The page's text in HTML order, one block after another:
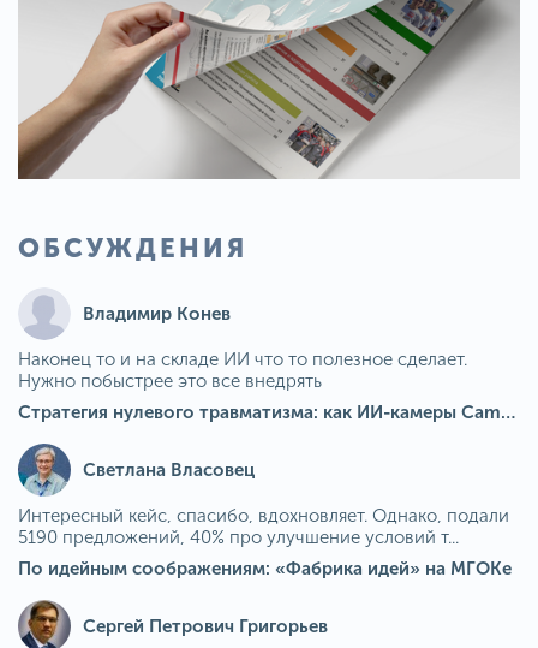
ОБСУЖДЕНИЯ
Владимир Конев
Наконец то и на складе ИИ что то полезное сделает.
Нужно побыстрее это все внедрять
Стратегия нулевого травматизма: как ИИ-камеры Camkord снижают риск наезда на пешехода при работе на погрузчике
Светлана Власовец
Интересный кейс, спасибо, вдохновляет. Однако, подали
5190 предложений, 40% про улучшение условий т...
По идейным соображениям: «Фабрика идей» на МГОКе
Сергей Петрович Григорьев